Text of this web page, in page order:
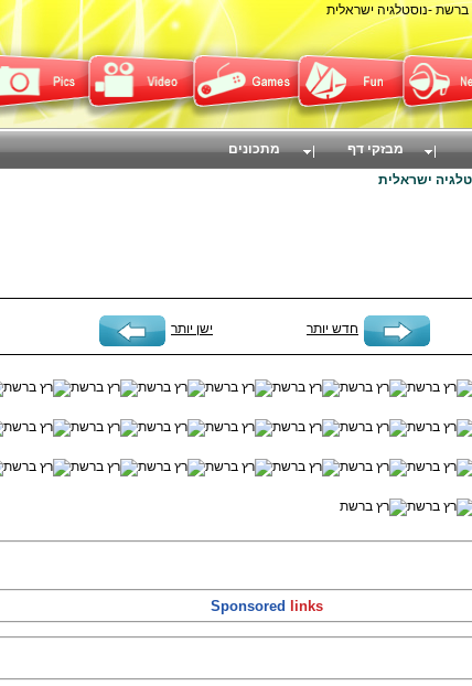
ברשת -נוסטלגיה ישראלית
חדש יותר ישן יותר
Sponsored links
מבזקי דף מתכונים
ישראלית